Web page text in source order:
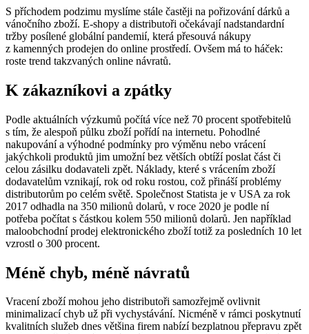
S příchodem podzimu myslíme stále častěji na pořizování dárků a
vánočního zboží. E-shopy a distributoři očekávají nadstandardní
tržby posílené globální pandemií, která přesouvá nákupy
z kamenných prodejen do online prostředí. Ovšem má to háček:
roste trend takzvaných online návratů.
K zákazníkovi a zpátky
Podle aktuálních výzkumů počítá více než 70 procent spotřebitelů
s tím, že alespoň půlku zboží pořídí na internetu. Pohodlné
nakupování a výhodné podmínky pro výměnu nebo vrácení
jakýchkoli produktů jim umožní bez větších obtíží poslat část či
celou zásilku dodavateli zpět. Náklady, které s vrácením zboží
dodavatelům vznikají, rok od roku rostou, což přináší problémy
distributorům po celém světě. Společnost Statista je v USA za rok
2017 odhadla na 350 milionů dolarů, v roce 2020 je podle ní
potřeba počítat s částkou kolem 550 milionů dolarů. Jen například
maloobchodní prodej elektronického zboží totiž za posledních 10 let
vzrostl o 300 procent.
Méně chyb, méně návratů
Vracení zboží mohou jeho distributoři samozřejmě ovlivnit
minimalizací chyb už při vychystávání. Nicméně v rámci poskytnutí
kvalitních služeb dnes většina firem nabízí bezplatnou přepravu zpět